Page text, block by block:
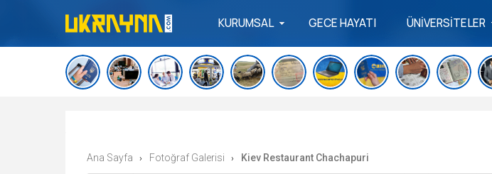
KURUMSAL GECE HAYATI ÜNİVERSİTELER
Ana Sayfa › Fotoğraf Galerisi › Kiev Restaurant Chachapuri